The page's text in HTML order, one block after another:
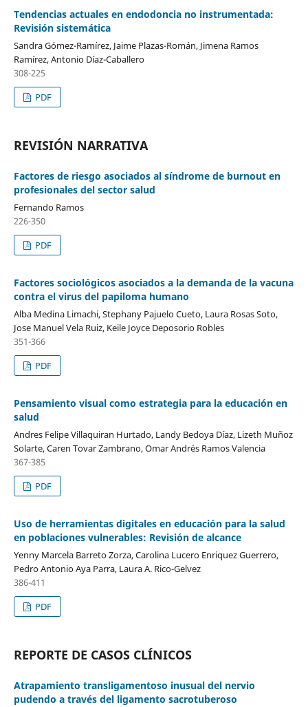
Tendencias actuales en endodoncia no instrumentada:
Revisión sistemática
Sandra Gómez-Ramírez, Jaime Plazas-Román, Jimena Ramos
Ramírez, Antonio Díaz-Caballero
308-225
PDF
REVISIÓN NARRATIVA
Factores de riesgo asociados al síndrome de burnout en
profesionales del sector salud
Fernando Ramos
226-350
PDF
Factores sociológicos asociados a la demanda de la vacuna
contra el virus del papiloma humano
Alba Medina Limachi, Stephany Pajuelo Cueto, Laura Rosas Soto,
Jose Manuel Vela Ruiz, Keile Joyce Deposorio Robles
351-366
PDF
Pensamiento visual como estrategia para la educación en
salud
Andres Felipe Villaquiran Hurtado, Landy Bedoya Díaz, Lizeth Muñoz
Solarte, Caren Tovar Zambrano, Omar Andrés Ramos Valencia
367-385
PDF
Uso de herramientas digitales en educación para la salud
en poblaciones vulnerables: Revisión de alcance
Yenny Marcela Barreto Zorza, Carolina Lucero Enriquez Guerrero,
Pedro Antonio Aya Parra, Laura A. Rico-Gelvez
386-411
PDF
REPORTE DE CASOS CLÍNICOS
Atrapamiento transligamentoso inusual del nervio
pudendo a través del ligamento sacrotuberoso